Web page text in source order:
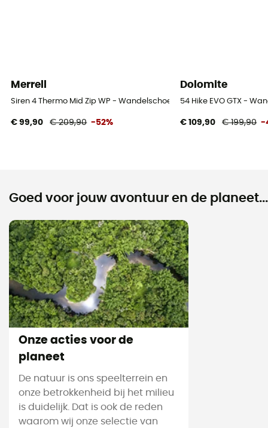
Merrell
Siren 4 Thermo Mid Zip WP - Wandelschoenen - Dames
€ 99,90 € 209,90 -52%
Dolomite
54 Hike EVO GTX -
€ 109,90 € 199,90 -
Goed voor jouw avontuur en de planeet...
Onze acties voor de
planeet
De natuur is ons speelterrein en
onze betrokkenheid bij het milieu
is duidelijk. Dat is ook de reden
waarom wij onze selectie van